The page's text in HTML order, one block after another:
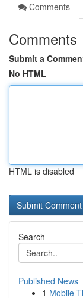
Comments
Comments
Submit a
No HTML
HTML is disabled
Search
Published News
1 Mobile